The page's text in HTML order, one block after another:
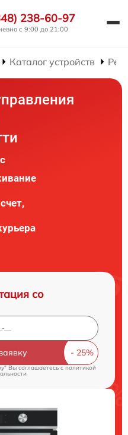
238-60-97
с 9:00 до 21:00
Каталог устройств
со
Вы соглашаетесь cполитикой